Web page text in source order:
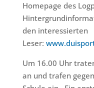
Homepage des
den interessierten
Leser:
Um 16.00 Uhr
an und trafen